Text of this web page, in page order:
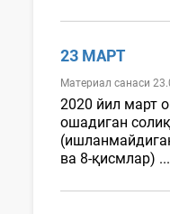
23 МАРТ
Материал санаси
2020 йил март
ошадиган
ва 8-қисмлар) ...